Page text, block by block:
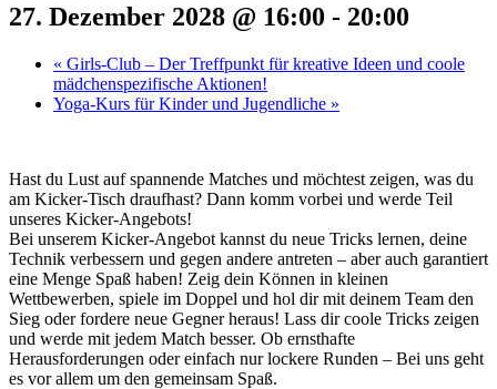
27. Dezember 2028 @ 16:00 - 20:00
« Girls-Club – Der Treffpunkt für kreative Ideen und coole
mädchenspezifische Aktionen!
Yoga-Kurs für Kinder und Jugendliche »
Hast du Lust auf spannende Matches und möchtest zeigen, was du
am Kicker-Tisch draufhast? Dann komm vorbei und werde Teil
unseres Kicker-Angebots!
Bei unserem Kicker-Angebot kannst du neue Tricks lernen, deine
Technik verbessern und gegen andere antreten – aber auch garantiert
eine Menge Spaß haben! Zeig dein Können in kleinen
Wettbewerben, spiele im Doppel und hol dir mit deinem Team den
Sieg oder fordere neue Gegner heraus! Lass dir coole Tricks zeigen
und werde mit jedem Match besser. Ob ernsthafte
Herausforderungen oder einfach nur lockere Runden – Bei uns geht
es vor allem um den gemeinsam Spaß.